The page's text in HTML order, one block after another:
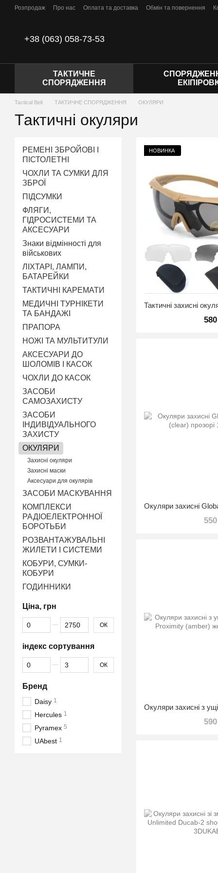
Перейти до основного контенту
Розпродаж Про нас Оплата та доставка Обмін та повернення
+38 (063) 058-73-53
ТАКТИЧНЕ
СПОРЯДЖЕННЯ
Tactical Belt ТАКТИЧНЕ СПОРЯДЖЕННЯ ОКУЛЯРИ
Тактичні окуляри
НОВИНКА
РЕМЕНІ ЗБРОЙОВІ І
ПІСТОЛЕТНІ
ЧОХЛИ ТА СУМКИ ДЛЯ
ЗБРОЇ
ПІДСУМКИ
ФЛЯГИ,
ГІДРОСИСТЕМИ ТА
АКСЕСУАРИ
Знаки відмінності для
військових
ЛІХТАРІ, ЛАМПИ,
БАТАРЕЙКИ
ТАКТИЧНІ КАРЕМАТИ
МЕДИЧНІ ТУРНІКЕТИ
ТА БАНДАЖІ
ПРАПОРА
НОЖІ ТА МУЛЬТИТУЛИ
АКСЕСУАРИ ДО
ШОЛОМІВ І КАСОК
ЧОХЛИ ДО КАСОК
ЗАСОБИ
САМОЗАХИСТУ
ЗАСОБИ
ІНДИВІДУАЛЬНОГО
ЗАХИСТУ
ОКУЛЯРИ
Захисні окуляри
Захисні маски
Аксесуари для окулярів
ЗАСОБИ МАСКУВАННЯ
КОМПЛЕКСИ
РАДІОЕЛЕКТРОННОЇ
БОРОТЬБИ
РОЗВАНТАЖУВАЛЬНІ
ЖИЛЕТИ І СИСТЕМИ
КОБУРИ, СУМКИ-
КОБУРИ
ГОДИННИКИ
Ціна, грн
Від Ціна, грн
До Ціна, грн ОК
індекс сортування
Від індекс сортування
До індекс сортування ОК
Бренд
Daisy 1
Hercules 1
Pyramex 5
UAbest 1